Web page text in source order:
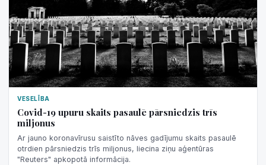
VESELĪBA
Covid-19 upuru skaits pasaulē pārsniedzis trīs
miljonus
Ar jauno koronavīrusu saistīto nāves gadījumu skaits pasaulē
otrdien pārsniedzis trīs miljonus, liecina ziņu aģentūras
"Reuters" apkopotā informācija.